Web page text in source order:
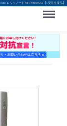
レッツノート CF-FV5EDAAS【※受注生産品】
Menu